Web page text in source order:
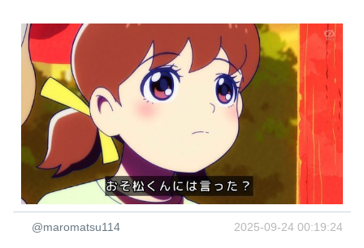
@maromatsu114 2025-09-24 00:19:24